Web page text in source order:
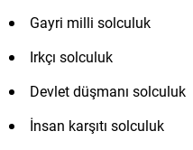
Gayri milli solculuk
Irkçı solculuk
Devlet düşmanı solculuk
İnsan karşıtı solculuk